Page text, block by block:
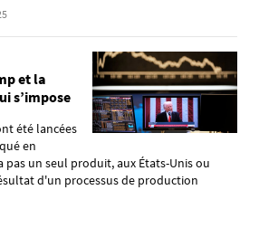
et la
s’impose
été lancées
en
pas un seul produit, aux États-Unis ou
d'un processus de production